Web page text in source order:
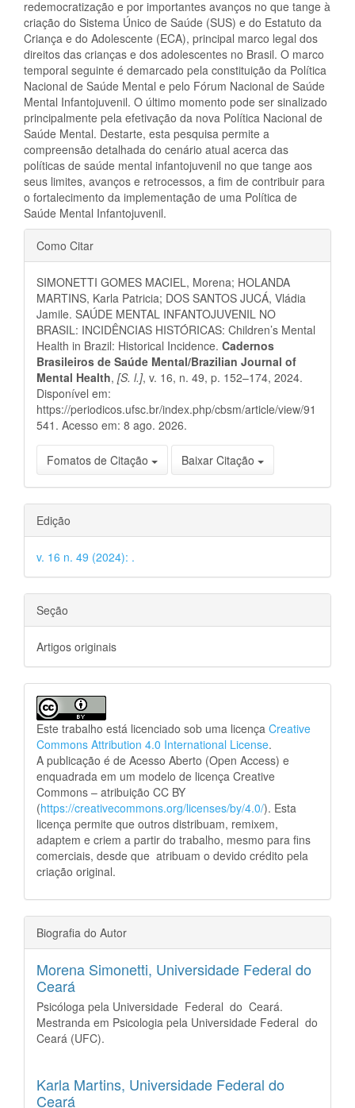
redemocratização e por importantes avanços no que tange à
criação do Sistema Único de Saúde (SUS) e do Estatuto da
Criança e do Adolescente (ECA), principal marco legal dos
direitos das crianças e dos adolescentes no Brasil. O marco
temporal seguinte é demarcado pela constituição da Política
Nacional de Saúde Mental e pelo Fórum Nacional de Saúde
Mental Infantojuvenil. O último momento pode ser sinalizado
principalmente pela efetivação da nova Política Nacional de
Saúde Mental. Destarte, esta pesquisa permite a
compreensão detalhada do cenário atual acerca das
políticas de saúde mental infantojuvenil no que tange aos
seus limites, avanços e retrocessos, a fim de contribuir para
o fortalecimento da implementação de uma Política de
Saúde Mental Infantojuvenil.
Detalhes
do
artigo
Como Citar
SIMONETTI GOMES MACIEL, Morena; HOLANDA
MARTINS, Karla Patricia; DOS SANTOS JUCÁ, Vládia
Jamile. SAÚDE MENTAL INFANTOJUVENIL NO
BRASIL: INCIDÊNCIAS HISTÓRICAS: Children’s Mental
Health in Brazil: Historical Incidence. Cadernos
Brasileiros de Saúde Mental/Brazilian Journal of
Mental Health, [S. l.], v. 16, n. 49, p. 152–174, 2024.
Disponível em:
https://periodicos.ufsc.br/index.php/cbsm/article/view/91
541. Acesso em: 8 ago. 2026.
Fomatos de Citação Baixar Citação
Edição
v. 16 n. 49 (2024): .
Seção
Artigos originais
Este trabalho está licenciado sob uma licença Creative
Commons Attribution 4.0 International License.
A publicação é de Acesso Aberto (Open Access) e
enquadrada em um modelo de licença Creative
Commons – atribuição CC BY
(https://creativecommons.org/licenses/by/4.0/). Esta
licença permite que outros distribuam, remixem,
adaptem e criem a partir do trabalho, mesmo para fins
comerciais, desde que atribuam o devido crédito pela
criação original.
Biografia do Autor
Morena Simonetti, Universidade Federal do
Ceará
Psicóloga pela Universidade Federal do Ceará.
Mestranda em Psicologia pela Universidade Federal do
Ceará (UFC).
Karla Martins, Universidade Federal do
Ceará